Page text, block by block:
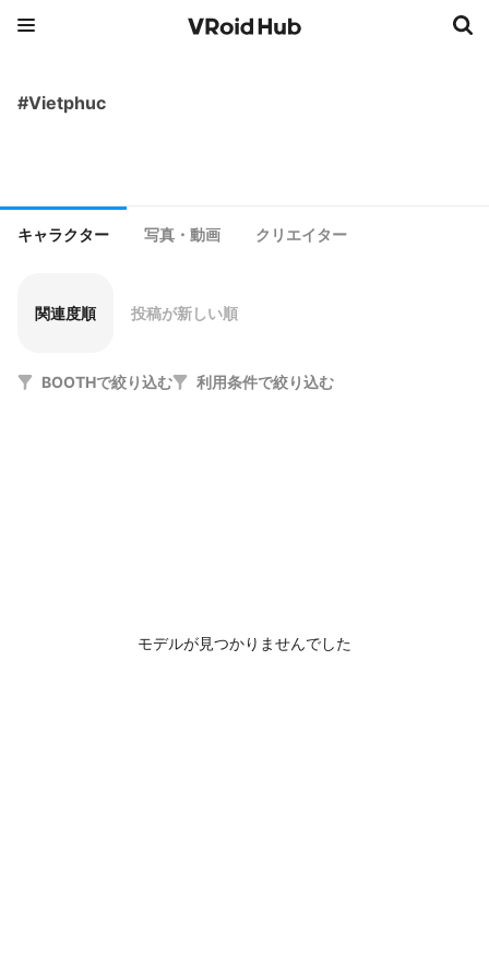
#Vietphuc
キャラクター 写真・動画 クリエイター
関連度順 投稿が新しい順
BOOTHで絞り込む 利用条件で絞り込む
モデルが見つかりませんでした